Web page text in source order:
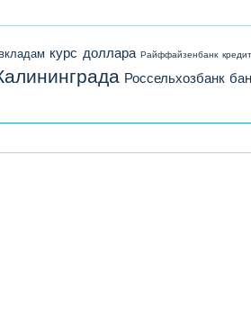
курс доллара Райффайзенбанк
Россельхозбанк